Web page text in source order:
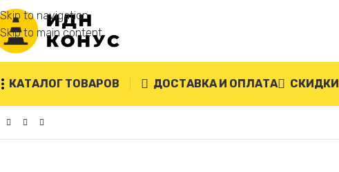
Skip to navigation
Skip to main content
КАТАЛОГ ТОВАРОВ ДОСТАВКА И ОПЛАТА СКИДКИ